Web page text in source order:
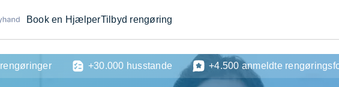
Book en HjælperTilbyd rengøring
+30.000 husstande +4.500 anmeldte